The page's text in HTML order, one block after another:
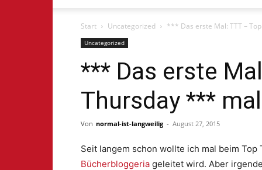
Start Uncategorized *** Das erste Mal: TTT –
Uncategorized
*** Das erste
Thursday ***
Von normal-ist-langweilig - August 27, 2015
Seit langem schon wollte ich mal beim
Bücherbloggeria geleitet wird. Aber